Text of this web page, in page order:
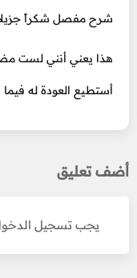
شرح مفصل شكراً
أستطيع العودة له فيما
أضف تعليق
يجب تسجيل